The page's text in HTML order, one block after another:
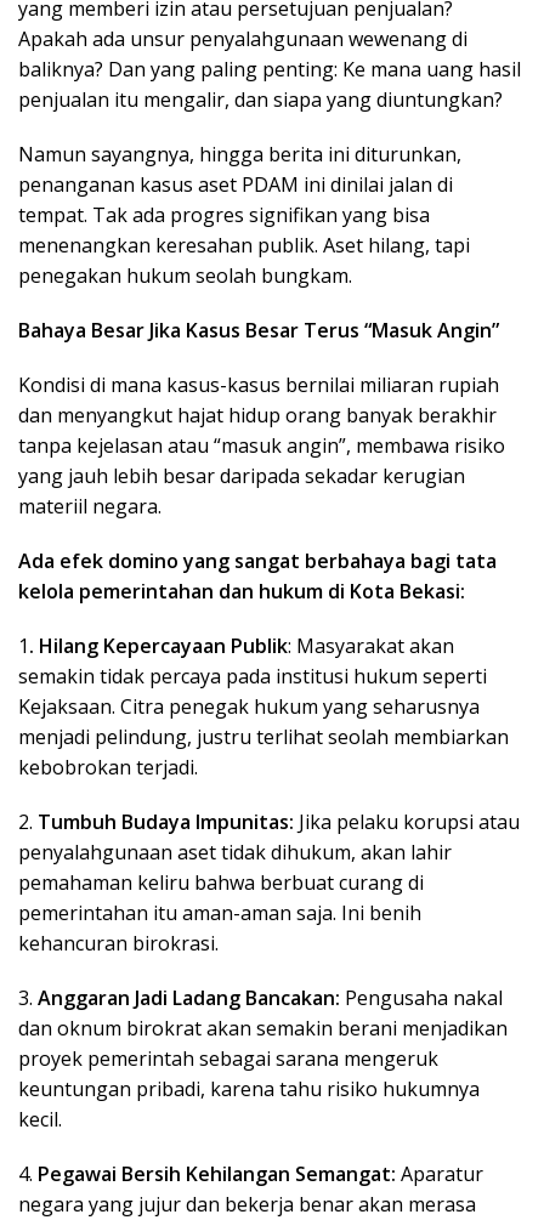
yang memberi izin atau persetujuan penjualan?
Apakah ada unsur penyalahgunaan wewenang di
baliknya? Dan yang paling penting: Ke mana uang hasil
penjualan itu mengalir, dan siapa yang diuntungkan?
Namun sayangnya, hingga berita ini diturunkan,
penanganan kasus aset PDAM ini dinilai jalan di
tempat. Tak ada progres signifikan yang bisa
menenangkan keresahan publik. Aset hilang, tapi
penegakan hukum seolah bungkam.
Bahaya Besar Jika Kasus Besar Terus “Masuk Angin”
Kondisi di mana kasus-kasus bernilai miliaran rupiah
dan menyangkut hajat hidup orang banyak berakhir
tanpa kejelasan atau “masuk angin”, membawa risiko
yang jauh lebih besar daripada sekadar kerugian
materiil negara.
Ada efek domino yang sangat berbahaya bagi tata
kelola pemerintahan dan hukum di Kota Bekasi:
1. Hilang Kepercayaan Publik: Masyarakat akan
semakin tidak percaya pada institusi hukum seperti
Kejaksaan. Citra penegak hukum yang seharusnya
menjadi pelindung, justru terlihat seolah membiarkan
kebobrokan terjadi.
2. Tumbuh Budaya Impunitas: Jika pelaku korupsi atau
penyalahgunaan aset tidak dihukum, akan lahir
pemahaman keliru bahwa berbuat curang di
pemerintahan itu aman-aman saja. Ini benih
kehancuran birokrasi.
3. Anggaran Jadi Ladang Bancakan: Pengusaha nakal
dan oknum birokrat akan semakin berani menjadikan
proyek pemerintah sebagai sarana mengeruk
keuntungan pribadi, karena tahu risiko hukumnya
kecil.
4. Pegawai Bersih Kehilangan Semangat: Aparatur
negara yang jujur dan bekerja benar akan merasa